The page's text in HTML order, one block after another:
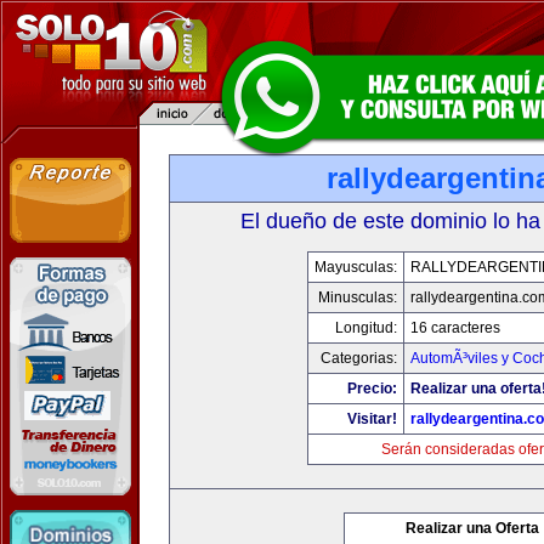
El dueño de este dominio lo
Mayusculas:
Minusculas:
Longitud:
16 caracteres
Categorias:
AutomÃ³viles y
Precio:
Realizar una
Visitar!
Serán consideradas
Realizar una Oferta